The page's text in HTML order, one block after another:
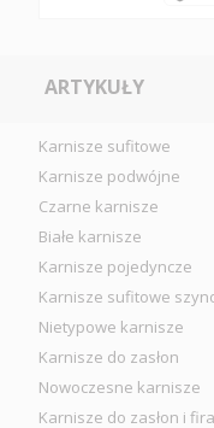
ARTYKUŁY
Karnisze sufitowe
Karnisze podwójne
Czarne karnisze
Białe karnisze
Karnisze pojedyncze
Karnisze sufitowe
Nietypowe karnisze
Karnisze do zasłon
Nowoczesne karnisze
Karnisze do zasłon i